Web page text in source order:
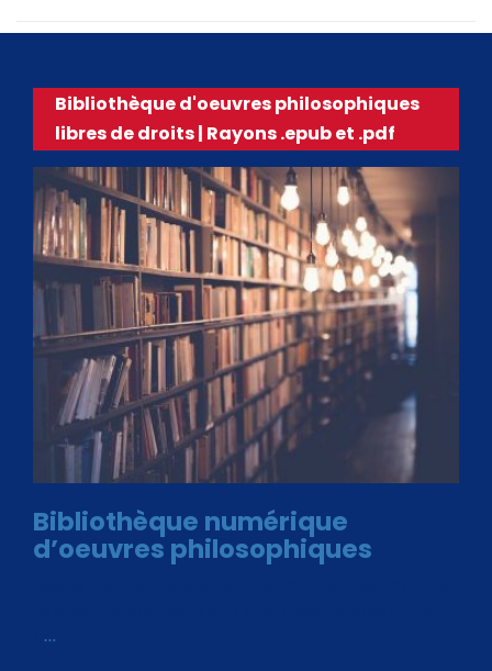
Bibliothèque d'oeuvres philosophiques
libres de droits | Rayons .epub et .pdf
Bibliothèque numérique
d’oeuvres philosophiques
…